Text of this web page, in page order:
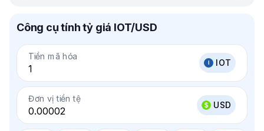
Công cụ tính tỷ giá IOT/USD
Tiền mã hóa
IOT
Đơn vị tiền tệ
USD